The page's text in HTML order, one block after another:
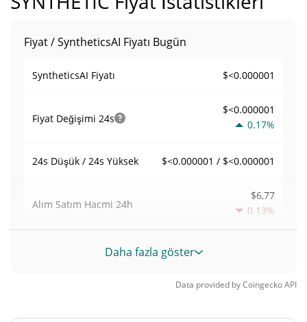
Fiyat / SyntheticsAI Fiyatı Bugün
SyntheticsAI Fiyatı $<0.000001
Fiyat Değişimi 24s
$<0.000001
0.17%
24s Düşük / 24s Yüksek $<0.000001 / $<0.000001
Alım Satım Hacmi 24h
$6,77
0.13%
Hacim / Piyasa Değeri
<0.000001%
Piyasa sıralaması #8766
Daha fazla göster
Data provided byCoingeckoAPI